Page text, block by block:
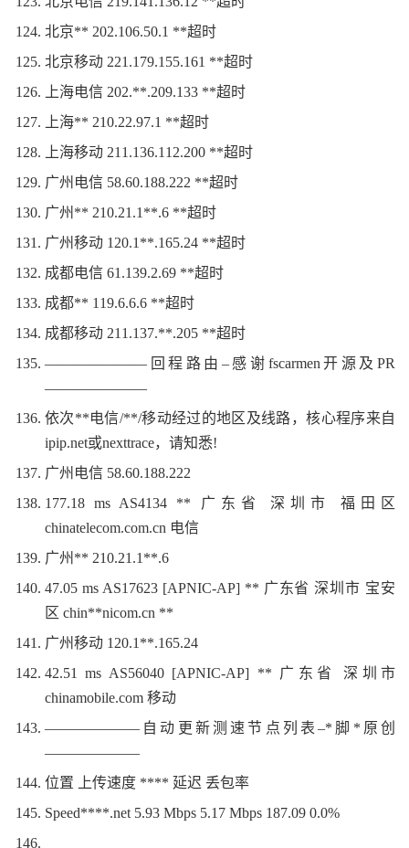
北京** 202.106.50.1 **超时
北京移动 221.179.155.161 **超时
上海电信 202.**.209.133 **超时
上海** 210.22.97.1 **超时
上海移动 211.136.112.200 **超时
广州电信 58.60.188.222 **超时
广州** 210.21.1**.6 **超时
广州移动 120.1**.165.24 **超时
成都电信 61.139.2.69 **超时
成都** 119.6.6.6 **超时
成都移动 211.137.**.205 **超时
———————回程路由–感谢fscarmen开源及PR
———————
依次**电信/**/移动经过的地区及线路，核心程序来自
ipip.net或nexttrace，请知悉!
广州电信 58.60.188.222
177.18 ms AS4134 ** 广东省 深圳市 福田区
chinatelecom.com.cn 电信
广州** 210.21.1**.6
47.05 ms AS17623 [APNIC-AP] ** 广东省 深圳市 宝安
区 chin**nicom.cn **
广州移动 120.1**.165.24
42.51 ms AS56040 [APNIC-AP] ** 广东省 深圳市
chinamobile.com 移动
——————–自动更新测速节点列表–*脚*原创
——————–
位置 上传速度 **** 延迟 丢包率
Speed****.net 5.93 Mbps 5.17 Mbps 187.09 0.0%